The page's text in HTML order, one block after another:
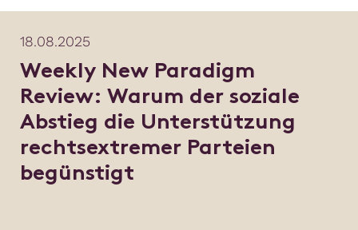
18.08.2025
Weekly New Paradigm
Review: Warum der soziale
Abstieg die Unterstützung
rechtsextremer Parteien
begünstigt